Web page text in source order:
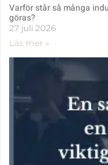
Varför står så många
göras?
27 juli 2026
Läs mer »